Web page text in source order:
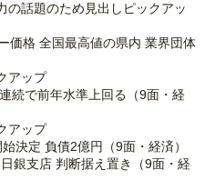
話題のため見出しピックアッ
価格 全国最高値の県内 業界団体
アップ
続で前年水準上回る（9面・経
アップ
決定 負債2億円（9面・経済）
銀支店 判断据え置き（9面・経